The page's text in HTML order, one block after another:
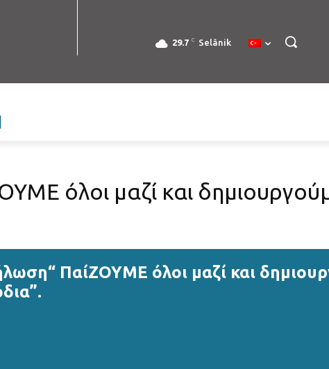
29.7 C Selânik
όλοι μαζί και
ΠαίΖΟΥΜΕ όλοι μαζί και